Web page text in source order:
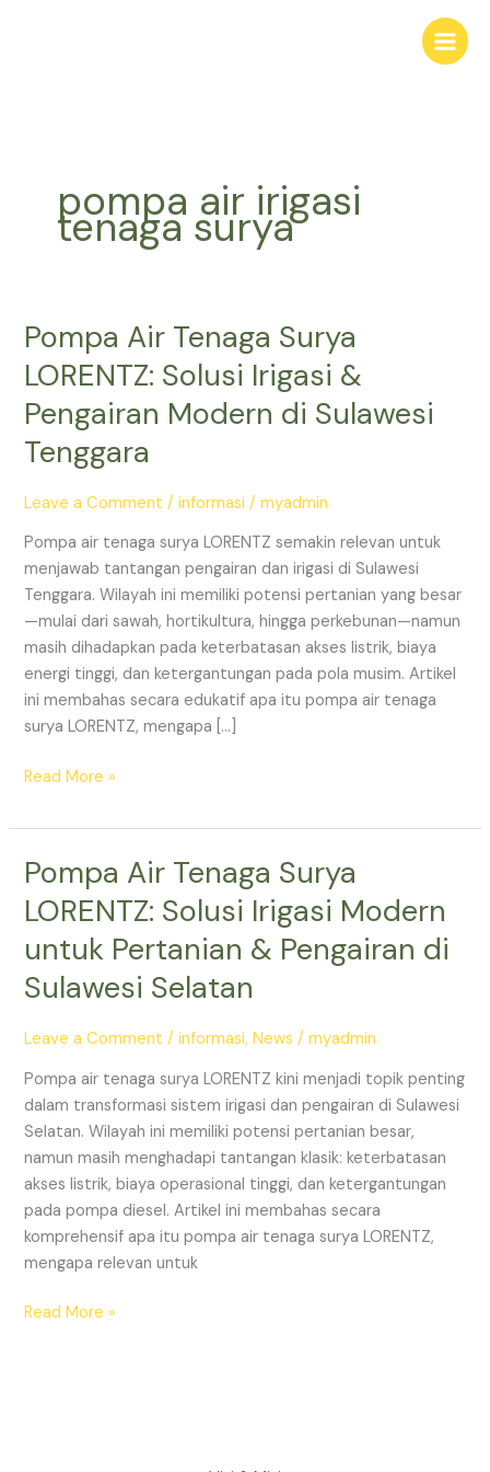
pompa air irigasi
tenaga surya
Pompa Air Tenaga Surya
LORENTZ: Solusi Irigasi &
Pengairan Modern di Sulawesi
Tenggara
Leave a Comment /informasi /myadmin
Pompa air tenaga surya LORENTZ semakin relevan untuk
menjawab tantangan pengairan dan irigasi di Sulawesi
Tenggara. Wilayah ini memiliki potensi pertanian yang besar
—mulai dari sawah, hortikultura, hingga perkebunan—namun
masih dihadapkan pada keterbatasan akses listrik, biaya
energi tinggi, dan ketergantungan pada pola musim. Artikel
ini membahas secara edukatif apa itu pompa air tenaga
surya LORENTZ, mengapa […]
Pompa
Tenaga
Surya
LORENTZ:
Solusi
&
Pengairan
Modern
di
Sulawesi
Tenggara
Read More »
Pompa Air Tenaga Surya
LORENTZ: Solusi Irigasi Modern
untuk Pertanian & Pengairan di
Sulawesi Selatan
Leave a Comment /informasi,News /myadmin
Pompa air tenaga surya LORENTZ kini menjadi topik penting
dalam transformasi sistem irigasi dan pengairan di Sulawesi
Selatan. Wilayah ini memiliki potensi pertanian besar,
namun masih menghadapi tantangan klasik: keterbatasan
akses listrik, biaya operasional tinggi, dan ketergantungan
pada pompa diesel. Artikel ini membahas secara
komprehensif apa itu pompa air tenaga surya LORENTZ,
mengapa relevan untuk
Pompa
Tenaga
Surya
Solusi
Modern
untuk
Pertanian
&
Pengairan
di
Sulawesi
Selatan
Read More »